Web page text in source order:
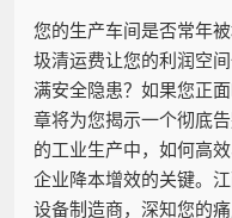
您的生产车间是否常年
圾清运费让您的利润空
满安全隐患？如果您正
章将为您揭示一个彻底
的工业生产中，如何高
企业降本增效的关键。
设备制造商，深知您的